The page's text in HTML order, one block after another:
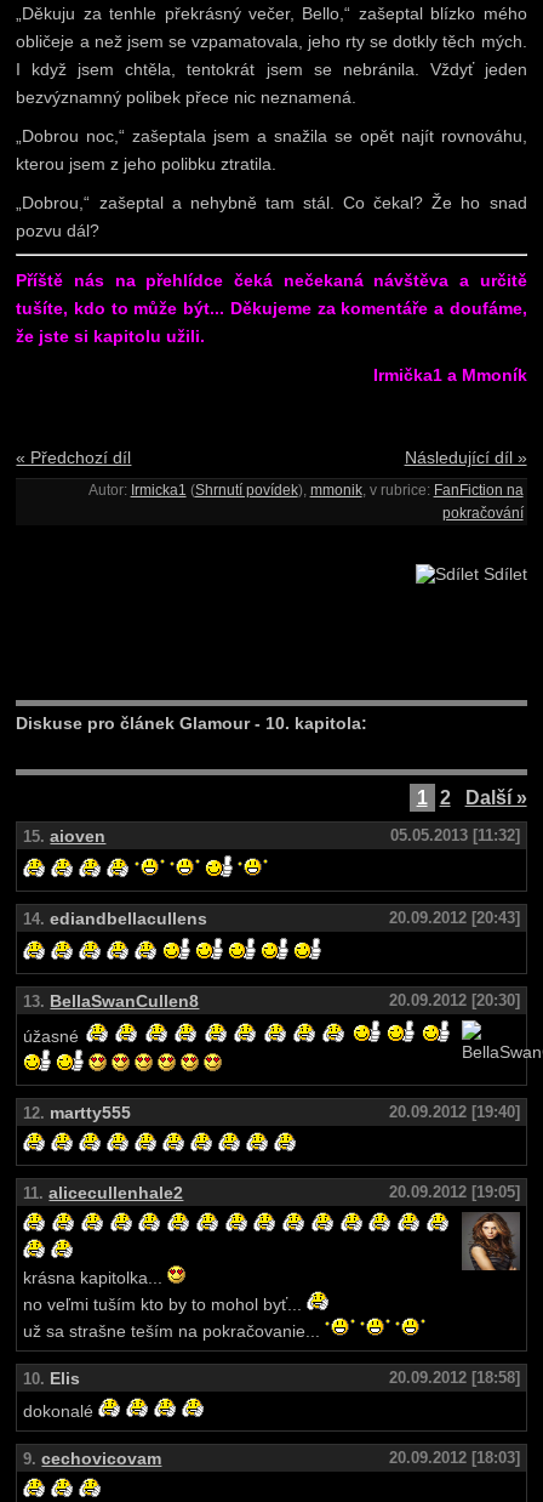
„Děkuju za tenhle překrásný večer, Bello,“ zašeptal blízko mého
obličeje a než jsem se vzpamatovala, jeho rty se dotkly těch mých.
I když jsem chtěla, tentokrát jsem se nebránila. Vždyť jeden
bezvýznamný polibek přece nic neznamená.
„Dobrou noc,“ zašeptala jsem a snažila se opět najít rovnováhu,
kterou jsem z jeho polibku ztratila.
„Dobrou,“ zašeptal a nehybně tam stál. Co čekal? Že ho snad
pozvu dál?
Příště nás na přehlídce čeká nečekaná návštěva a určitě
tušíte, kdo to může být... Děkujeme za komentáře a doufáme,
že jste si kapitolu užili.
Irmička1 a Mmoník
« Předchozí díl Následující díl »
Autor: Irmicka1 (Shrnutí povídek), mmonik, v rubrice: FanFiction na
pokračování
Sdílet
Diskuse pro článek Glamour - 10. kapitola:
1 2 Další »
15. aioven 05.05.2013 [11:32]
14. ediandbellacullens 20.09.2012 [20:43]
13. BellaSwanCullen8
20.09.2012 [20:30]
úžasné
12. martty555 20.09.2012 [19:40]
11. alicecullenhale2 20.09.2012 [19:05]
krásna kapitolka...
no veľmi tuším kto by to mohol byť...
už sa strašne teším na pokračovanie...
10. Elis
20.09.2012 [18:58]
dokonalé
9. cechovicovam 20.09.2012 [18:03]